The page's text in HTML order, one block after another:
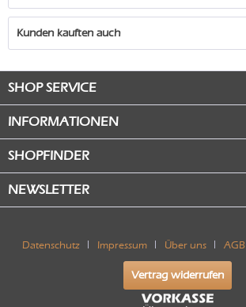
Kunden kauften auch
SHOP SERVICE
INFORMATIONEN
SHOPFINDER
NEWSLETTER
Datenschutz Impressum Über uns AGB
Vertrag widerrufen